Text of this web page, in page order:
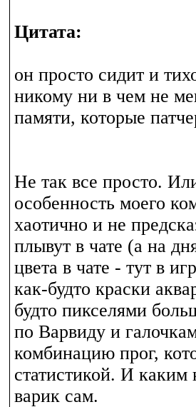
Цитата:
он просто сидит и
никому ни в чем не
памяти, которые
Не так все просто.
особенность моего
хаотично и не
плывут в чате (а на
цвета в чате - тут в
как-будто краски
будто пикселями
по Варвиду и
комбинацию прог,
статистикой. И каким
варик сам.